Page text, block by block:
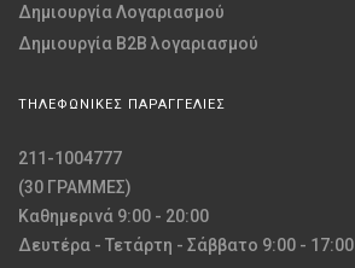
Δημιουργία Λογαριασμού
Δημιουργία B2B λογαριασμού
ΤΗΛΕΦΩΝΙΚΕΣ ΠΑΡΑΓΓΕΛΙΕΣ
211-1004777
(30 ΓΡΑΜΜΕΣ)
Καθημερινά 9:00 - 20:00
Δευτέρα - Τετάρτη - Σάββατο 9:00 - 17:00